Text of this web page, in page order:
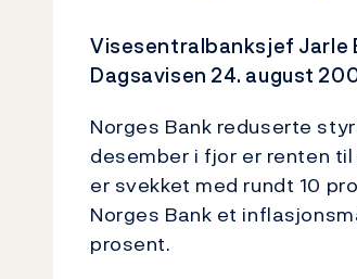
Visesentralbanksjef Jarle
Dagsavisen 24. august
Norges Bank reduserte
desember i fjor er renten
er svekket med rundt 10
Norges Bank et
prosent.